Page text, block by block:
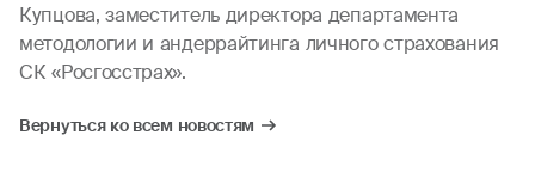
Купцова, заместитель директора департамента
методологии и андеррайтинга личного страхования
СК «Росгосстрах».
Вернуться ко всем новостям